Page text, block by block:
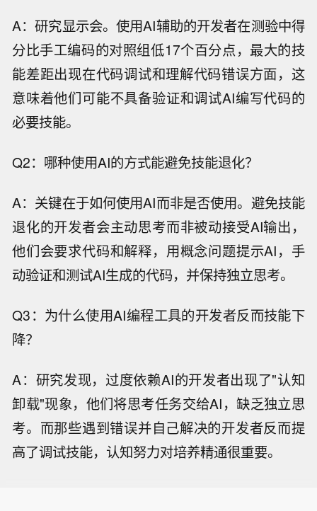
A：研究显示会。使用AI辅助的开发者在测验中得
分比手工编码的对照组低17个百分点，最大的技
能差距出现在代码调试和理解代码错误方面，这
意味着他们可能不具备验证和调试AI编写代码的
必要技能。
Q2：哪种使用AI的方式能避免技能退化？
A：关键在于如何使用AI而非是否使用。避免技能
退化的开发者会主动思考而非被动接受AI输出，
他们会要求代码和解释，用概念问题提示AI，手
动验证和测试AI生成的代码，并保持独立思考。
Q3：为什么使用AI编程工具的开发者反而技能下
降？
A：研究发现，过度依赖AI的开发者出现了"认知
卸载"现象，他们将思考任务交给AI，缺乏独立思
考。而那些遇到错误并自己解决的开发者反而提
高了调试技能，认知努力对培养精通很重要。